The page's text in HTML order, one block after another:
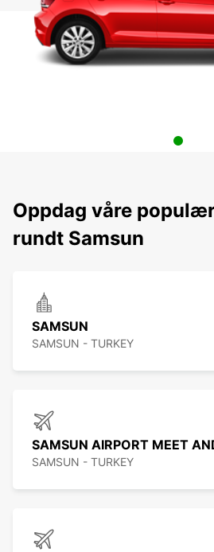
Oppdag våre
rundt Samsun
SAMSUN
SAMSUN - TURKEY
SAMSUN AIRPORT MEET
SAMSUN - TURKEY